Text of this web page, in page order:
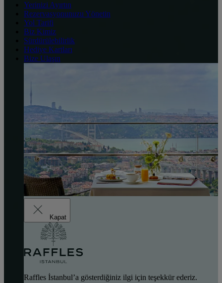
Yerinizi Ayırtın
Rezervasyonunuzu Yönetin
Yol Tarifi
Biz Kimiz
Sürdürülebilirlik
Hediye Kartları
Bize Ulaşın
Kapat
Raffles İstanbul’a gösterdiğiniz ilgi için teşekkür ederiz.